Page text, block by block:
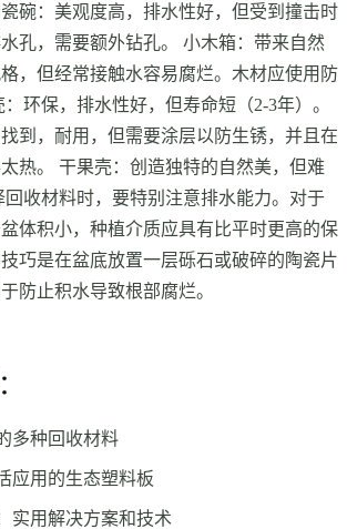
碗：美观度高，排水性好，但受到撞击时
孔，需要额外钻孔。 小木箱：带来自然
，但经常接触水容易腐烂。木材应使用防
环保，排水性好，但寿命短（2-3年）。
到，耐用，但需要涂层以防生锈，并且在
热。 干果壳：创造独特的自然美，但难
回收材料时，要特别注意排水能力。对于
体积小，种植介质应具有比平时更高的保
巧是在盆底放置一层砾石或破碎的陶瓷片
防止积水导致根部腐烂。
多种回收材料
应用的生态塑料板
实用解决方案和技术